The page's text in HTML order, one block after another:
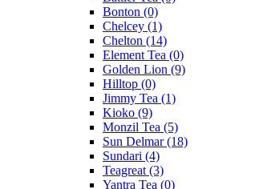
Bonton (0)
Chelcey (1)
Chelton (14)
Element Tea (0)
Golden Lion (9)
Hilltop (0)
Jimmy Tea (1)
Kioko (9)
Monzil Tea (5)
Sun Delmar(18)
Sundari (4)
Teagreat (3)
Yantra Tea (0)